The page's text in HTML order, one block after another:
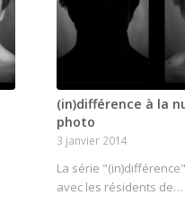
(in)différence à la
photo
3 janvier 2014
La série
avec les résidents de…